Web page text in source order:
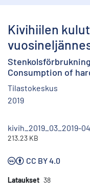
Kivihiilen
Consumption of
Tilastokeskus
2019
kivih_2019_03_2019-
213.23 KB
CC BY 4.0
Lataukset 38